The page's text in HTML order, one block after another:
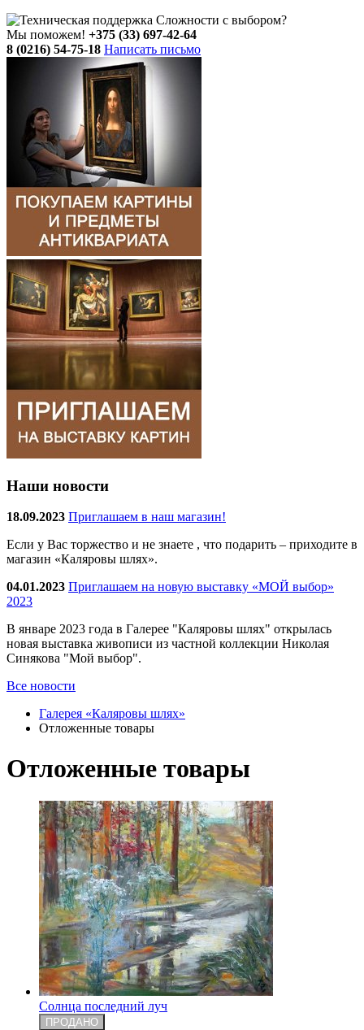
Сложности с выбором?
Мы поможем! +375 (33) 697-42-64
8 (0216) 54-75-18 Написать письмо
Наши новости
18.09.2023 Приглашаем в наш магазин!
Если у Вас торжество и не знаете , что подарить – приходите в
магазин «Каляровы шлях».
04.01.2023 Приглашаем на новую выставку «МОЙ выбор»
2023
В январе 2023 года в Галерее "Каляровы шлях" открылась
новая выставка живописи из частной коллекции Николая
Синякова "Мой выбор".
Все новости
Галерея «Каляровы шлях»
Отложенные товары
Отложенные товары
Солнца последний луч
ПРОДАНО